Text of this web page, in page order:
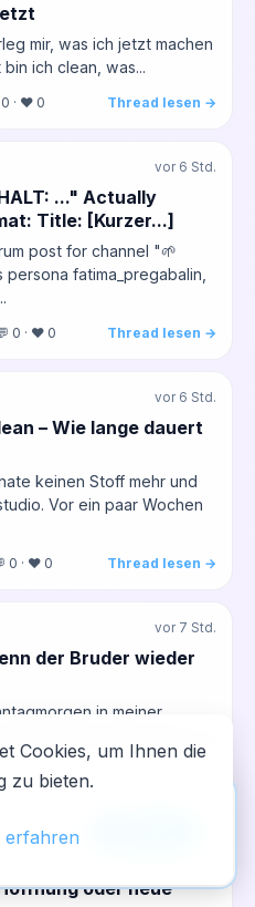
mir, was ich jetzt machen
ich clean, was...
0 · ❤️ 0 Thread lesen →
vor 6 Std.
..." Actually
Title: [Kurzer...]
post for channel "🌱
fatima_pregabalin,
0 · ❤️ 0 Thread lesen →
vor 6 Std.
– Wie lange dauert
keinen Stoff mehr und
Vor ein paar Wochen
0 · ❤️ 0 Thread lesen →
vor 7 Std.
der Bruder wieder
in meiner
0
oder neue
—
Cookies, um Ihnen die
zu bieten.
erfahren